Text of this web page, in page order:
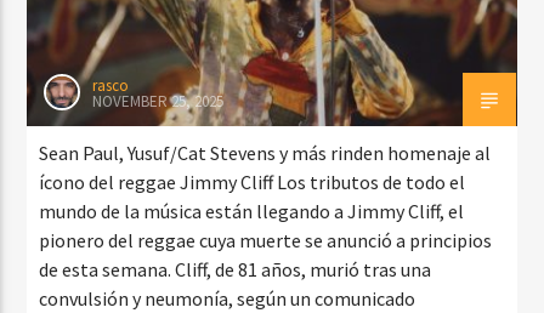
rasco
NOVEMBER 25, 2025
Sean Paul, Yusuf/Cat Stevens y más rinden homenaje al
ícono del reggae Jimmy Cliff Los tributos de todo el
mundo de la música están llegando a Jimmy Cliff, el
pionero del reggae cuya muerte se anunció a principios
de esta semana. Cliff, de 81 años, murió tras una
convulsión y neumonía, según un comunicado